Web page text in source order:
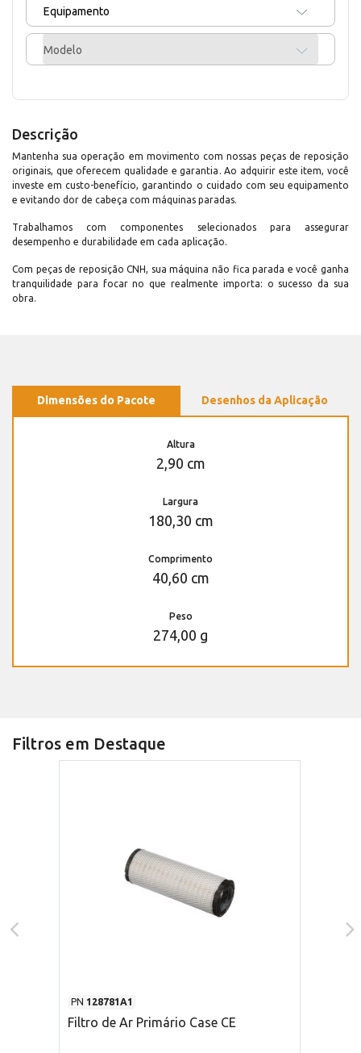
Equipamento
Modelo
Descrição
Mantenha sua operação em movimento com nossas peças de reposição
originais, que oferecem qualidade e garantia. Ao adquirir este item, você
investe em custo-benefício, garantindo o cuidado com seu equipamento
e evitando dor de cabeça com máquinas paradas.
Trabalhamos com componentes selecionados para assegurar
desempenho e durabilidade em cada aplicação.
Com peças de reposição CNH, sua máquina não fica parada e você ganha
tranquilidade para focar no que realmente importa: o sucesso da sua
obra.
Dimensões do Pacote Desenhos da Aplicação
Altura
2,90 cm
Largura
180,30 cm
Comprimento
40,60 cm
Peso
274,00 g
Filtros em Destaque
PN 128781A1
Filtro de Ar Primário Case CE